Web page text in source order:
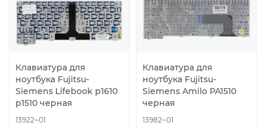
Клавиатура для
ноутбука Fujitsu-
Siemens Lifebook p1610
p1510 черная
13922~01
Клавиатура для
ноутбука Fujitsu-
Siemens Amilo PA1510
черная
13982~01